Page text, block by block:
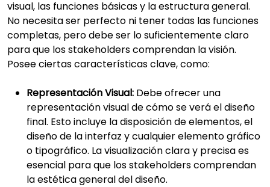
visual, las funciones básicas y la estructura general.
No necesita ser perfecto ni tener todas las funciones
completas, pero debe ser lo suficientemente claro
para que los stakeholders comprendan la visión.
Posee ciertas características clave, como:
Representación Visual: Debe ofrecer una
representación visual de cómo se verá el diseño
final. Esto incluye la disposición de elementos, el
diseño de la interfaz y cualquier elemento gráfico
o tipográfico. La visualización clara y precisa es
esencial para que los stakeholders comprendan
la estética general del diseño.